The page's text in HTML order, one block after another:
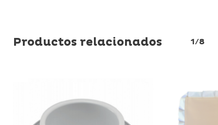
Productos relacionados 1/8